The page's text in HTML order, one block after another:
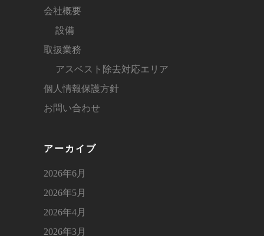
会社概要
設備
取扱業務
アスベスト除去対応エリア
個人情報保護方針
お問い合わせ
アーカイブ
2026年6月
2026年5月
2026年4月
2026年3月